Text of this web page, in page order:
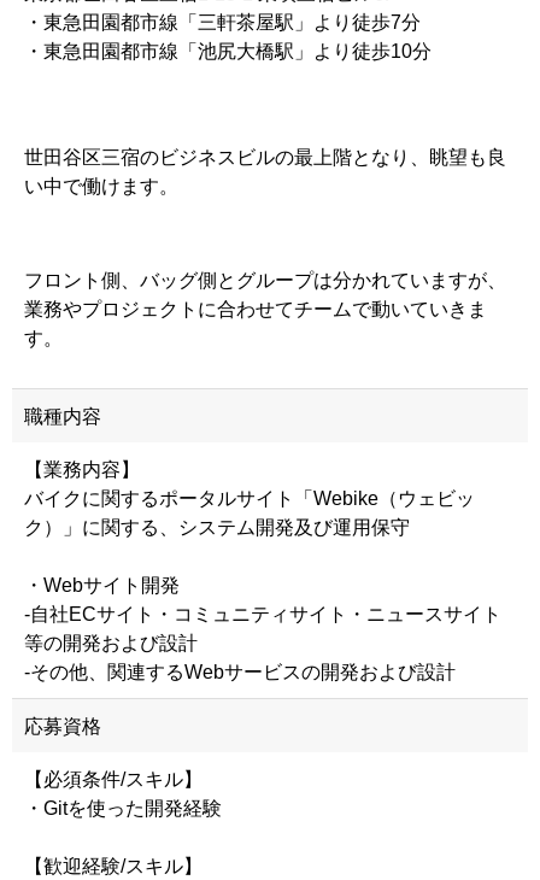
・東急田園都市線「三軒茶屋駅」より徒歩7分
・東急田園都市線「池尻大橋駅」より徒歩10分
世田谷区三宿のビジネスビルの最上階となり、眺望も良
い中で働けます。
フロント側、バッグ側とグループは分かれていますが、
業務やプロジェクトに合わせてチームで動いていきま
す。
職種内容
【業務内容】
バイクに関するポータルサイト「Webike（ウェビッ
ク）」に関する、システム開発及び運用保守
・Webサイト開発
-自社ECサイト・コミュニティサイト・ニュースサイト
等の開発および設計
-その他、関連するWebサービスの開発および設計
応募資格
【必須条件/スキル】
・Gitを使った開発経験
【歓迎経験/スキル】